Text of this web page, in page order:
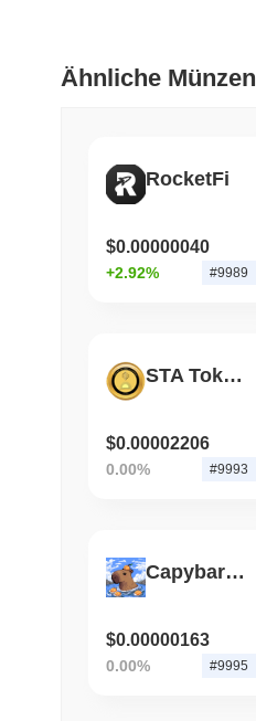
Ähnliche Münzen
RocketFi
$0.00000040
+2.92% #9989
STA Token
$0.00002206
0.00% #9993
Capybara Token
$0.00000163
0.00% #9995